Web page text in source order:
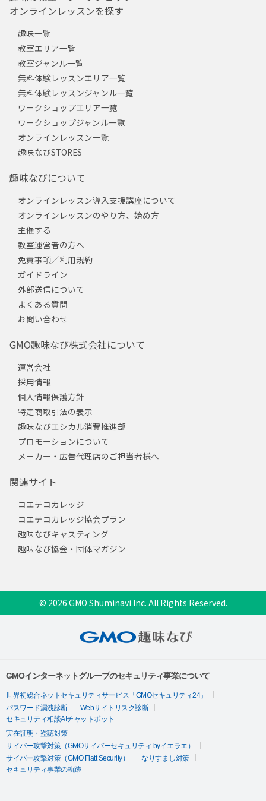
オンラインレッスンを探す
趣味一覧
教室エリア一覧
教室ジャンル一覧
無料体験レッスンエリア一覧
無料体験レッスンジャンル一覧
ワークショップエリア一覧
ワークショップジャンル一覧
オンラインレッスン一覧
趣味なびSTORES
趣味なびについて
オンラインレッスン導入支援講座について
オンラインレッスンのやり方、始め方
主催する
教室運営者の方へ
免責事項／利用規約
ガイドライン
外部送信について
よくある質問
お問い合わせ
GMO趣味なび株式会社について
運営会社
採用情報
個人情報保護方針
特定商取引法の表示
趣味なびエシカル消費推進部
プロモーションについて
メーカー・広告代理店のご担当者様へ
関連サイト
コエテコカレッジ
コエテコカレッジ協会プラン
趣味なびキャスティング
趣味なび協会・団体マガジン
© 2026 GMO Shuminavi Inc. All Rights Reserved.